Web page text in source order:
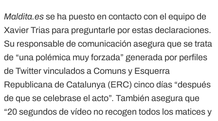
Maldita.es se ha puesto en contacto con el equipo de
Xavier Trias para preguntarle por estas declaraciones.
Su responsable de comunicación asegura que se trata
de “una polémica muy forzada” generada por perfiles
de Twitter vinculados a Comuns y Esquerra
Republicana de Catalunya (ERC) cinco días “después
de que se celebrase el acto”. También asegura que
“20 segundos de vídeo no recogen todos los matices y